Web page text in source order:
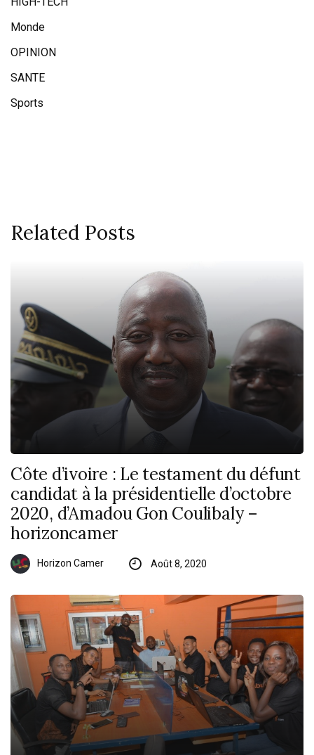
Monde
OPINION
SANTE
Sports
Related Posts
Côte d’ivoire : Le testament du défunt
candidat à la présidentielle d’octobre
2020, d’Amadou Gon Coulibaly –
horizoncamer
Horizon Camer Août 8, 2020